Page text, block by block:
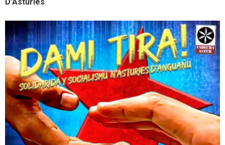
D'Asturies